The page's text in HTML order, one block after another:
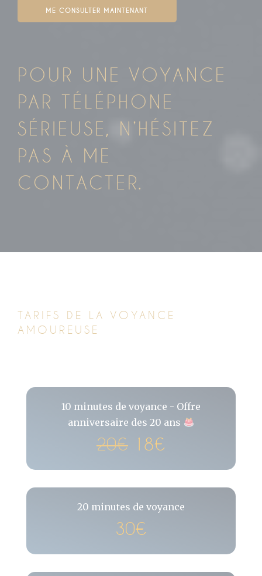
ME CONSULTER MAINTENANT
POUR UNE VOYANCE
PAR TÉLÉPHONE
SÉRIEUSE, N’HÉSITEZ
PAS À ME
CONTACTER.
TARIFS DE LA VOYANCE
AMOUREUSE
10 minutes de voyance - Offre
anniversaire des 20 ans
20€ 18€
20 minutes de voyance
30€